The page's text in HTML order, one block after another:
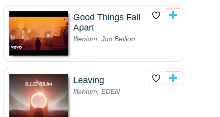
Good Things Fall
Apart
Illenium, Jon Bellion
Leaving
Illenium, EDEN